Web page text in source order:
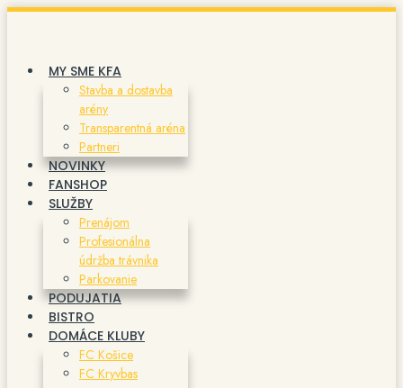
Preskočiť
MY SME KFA
Stavba a dostavba
arény
Transparentná aréna
Partneri
NOVINKY
FANSHOP
SLUŽBY
Prenájom
Profesionálna
údržba trávnika
Parkovanie
PODUJATIA
BISTRO
DOMÁCE KLUBY
FC Košice
FC Kryvbas